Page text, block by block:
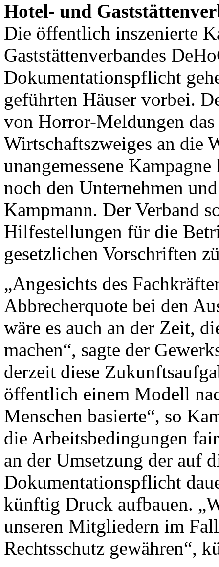
Hotel- und
Die öffentlich inszenierte
Gaststättenverbandes
Dokumentationspflicht
geführten Häuser vorbei.
von Horror-Meldungen das
Wirtschaftszweiges an die
unangemessene
noch den Unternehmen
Kampmann. Der Verband
Hilfestellungen für die
gesetzlichen Vorschriften
„Angesichts des
Abbrecherquote bei den
wäre es auch an der Zeit,
machen“, sagte der
derzeit diese
öffentlich einem Modell
Menschen basierte“, so
die Arbeitsbedingungen
an der Umsetzung der auf
Dokumentationspflicht
künftig Druck aufbauen.
unseren Mitgliedern im
Rechtsschutz gewähren“,